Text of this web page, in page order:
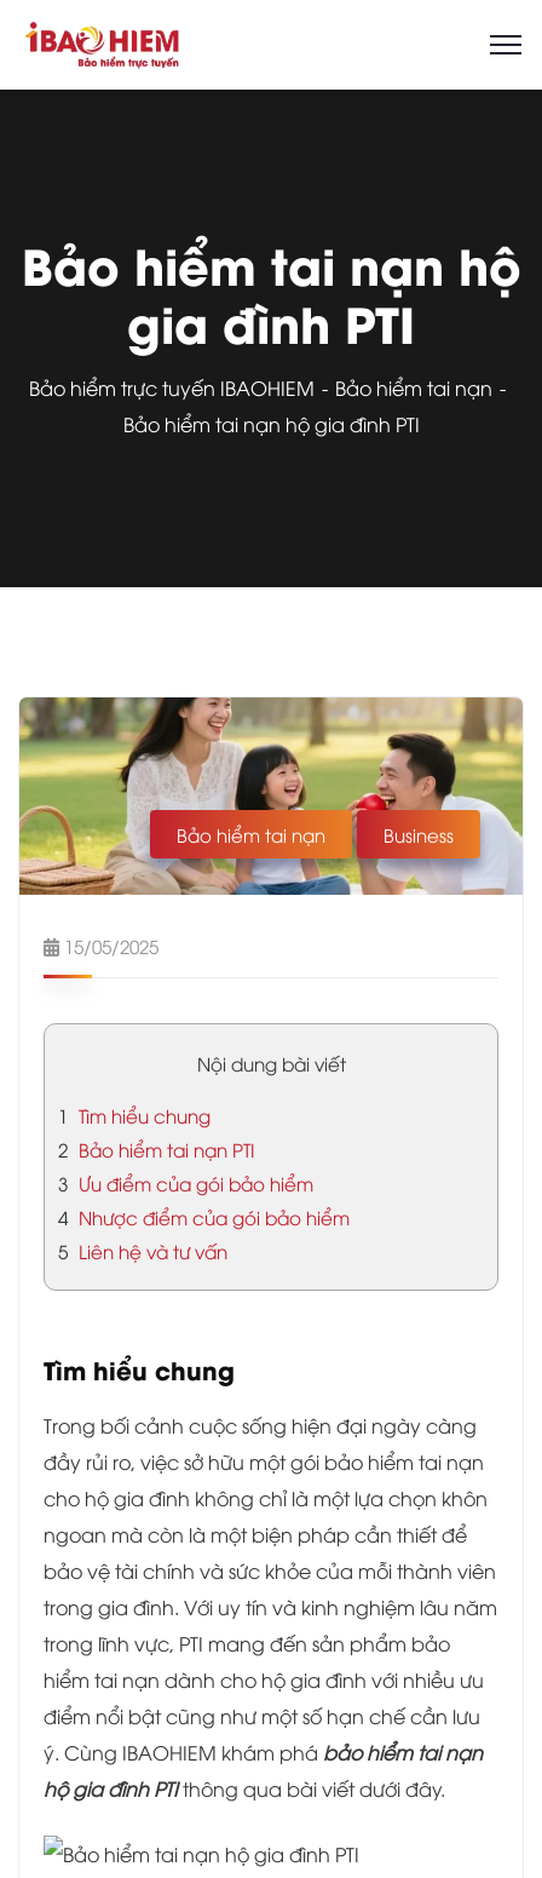
Bảo hiểm tai nạn hộ
gia đình PTI
Bảo hiểm trực tuyến IBAOHIEM
Bảo hiểm tai nạn
Bảo hiểm tai nạn hộ gia đình PTI
Bảo hiểm tai nạn Business
15/05/2025
Nội dung bài viết
1 Tìm hiểu chung
2 Bảo hiểm tai nạn PTI
3 Ưu điểm của gói bảo hiểm
4 Nhược điểm của gói bảo hiểm
5 Liên hệ và tư vấn
Tìm hiểu chung
Trong bối cảnh cuộc sống hiện đại ngày càng
đầy rủi ro, việc sở hữu một gói bảo hiểm tai nạn
cho hộ gia đình không chỉ là một lựa chọn khôn
ngoan mà còn là một biện pháp cần thiết để
bảo vệ tài chính và sức khỏe của mỗi thành viên
trong gia đình. Với uy tín và kinh nghiệm lâu năm
trong lĩnh vực, PTI mang đến sản phẩm bảo
hiểm tai nạn dành cho hộ gia đình với nhiều ưu
điểm nổi bật cũng như một số hạn chế cần lưu
ý. Cùng IBAOHIEM khám phá bảo hiểm tai nạn
hộ gia đình PTIthông qua bài viết dưới đây.